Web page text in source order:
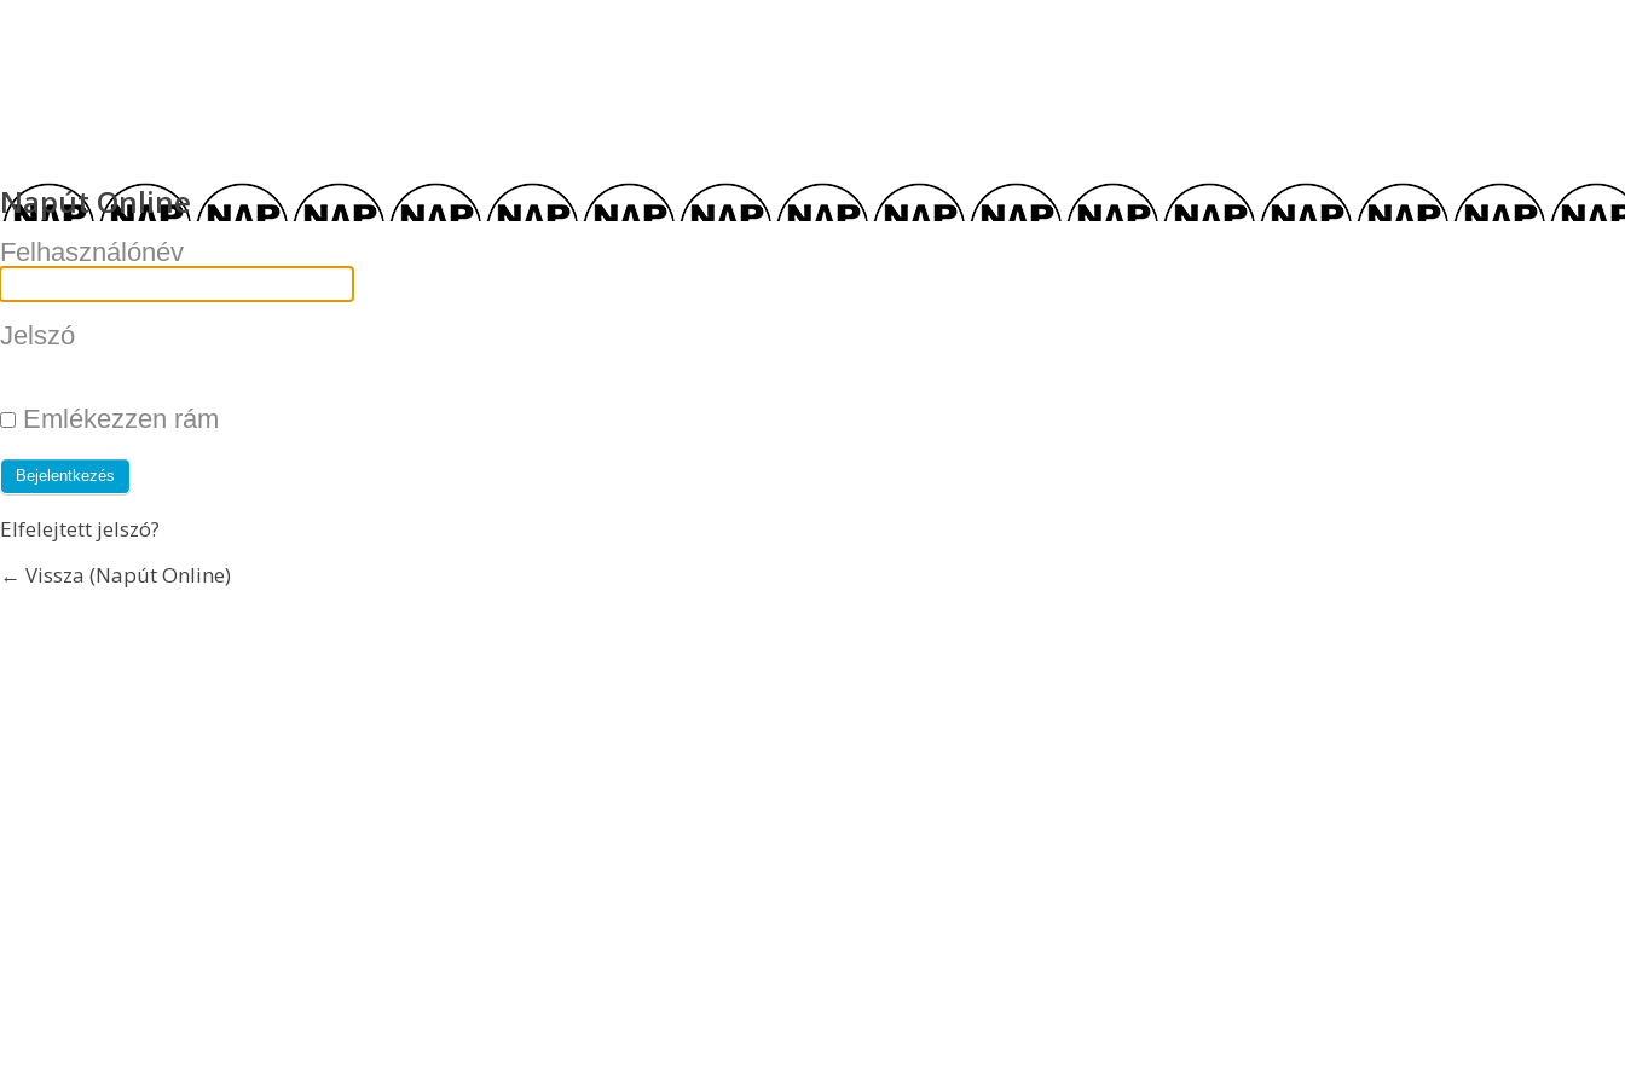
Napút Online
Felhasználónév
Jelszó
Emlékezzen rám
Elfelejtett jelszó?
← Vissza (Napút Online)